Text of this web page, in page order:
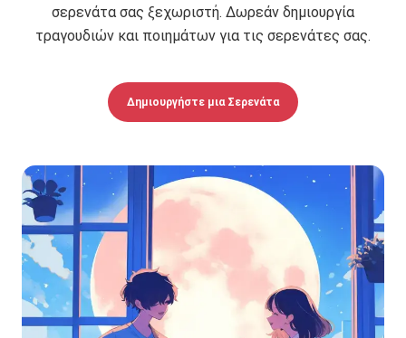
σερενάτα σας ξεχωριστή. Δωρεάν δημιουργία
τραγουδιών και ποιημάτων για τις σερενάτες σας.
Δημιουργήστε μια Σερενάτα